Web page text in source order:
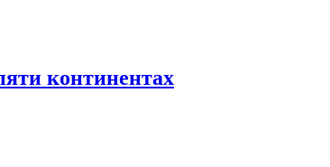
континентах